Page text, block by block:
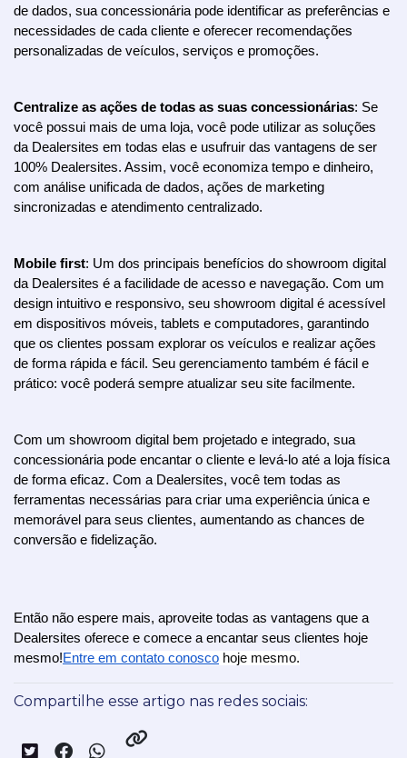
de dados, sua concessionária pode identificar as preferências e
necessidades de cada cliente e oferecer recomendações
personalizadas de veículos, serviços e promoções.
Centralize as ações de todas as suas concessionárias: Se
você possui mais de uma loja, você pode utilizar as soluções
da Dealersites em todas elas e usufruir das vantagens de ser
100% Dealersites. Assim, você economiza tempo e dinheiro,
com análise unificada de dados, ações de marketing
sincronizadas e atendimento centralizado.
Mobile first: Um dos principais benefícios do showroom digital
da Dealersites é a facilidade de acesso e navegação. Com um
design intuitivo e responsivo, seu showroom digital é acessível
em dispositivos móveis, tablets e computadores, garantindo
que os clientes possam explorar os veículos e realizar ações
de forma rápida e fácil. Seu gerenciamento também é fácil e
prático: você poderá sempre atualizar seu site facilmente.
Com um showroom digital bem projetado e integrado, sua
concessionária pode encantar o cliente e levá-lo até a loja física
de forma eficaz. Com a Dealersites, você tem todas as
ferramentas necessárias para criar uma experiência única e
memorável para seus clientes, aumentando as chances de
conversão e fidelização.
Então não espere mais, aproveite todas as vantagens que a
Dealersites oferece e comece a encantar seus clientes hoje
mesmo!Entre em contato conosco hoje mesmo.
Compartilhe esse artigo nas redes sociais: